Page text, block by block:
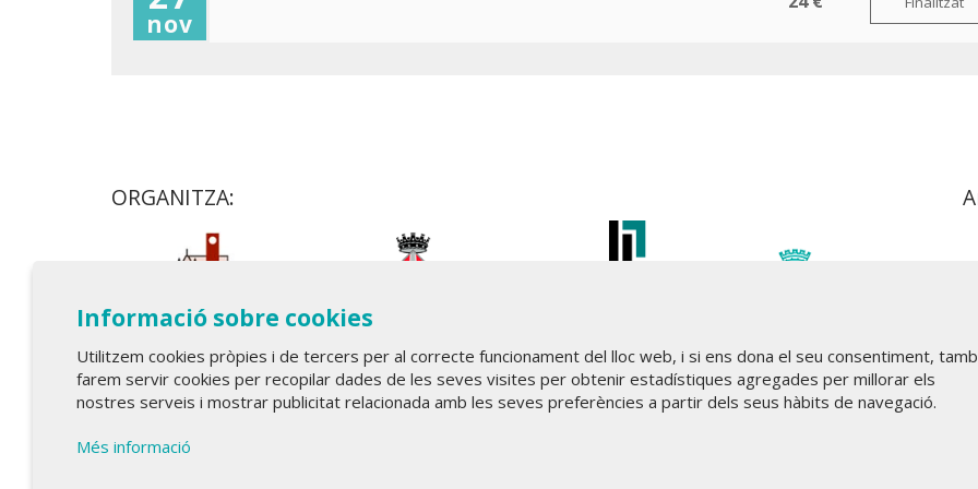
nov
ORGANITZA:
Teatre Lloret de Mar
Informació sobre cookies
Utilitzem cookies pròpies i de tercers per al correcte funcionament del lloc web, i si ens dona el seu consentiment,
farem servir cookies per recopilar dades de les seves visites per obtenir estadístiques agregades per millorar els
nostres serveis i mostrar publicitat relacionada amb les seves preferències a partir dels seus hàbits de navegació.
Més informació